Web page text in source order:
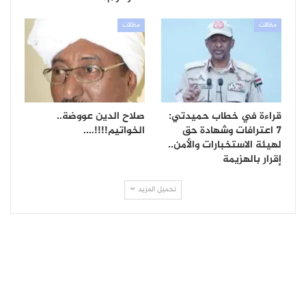
مقالات
قراءة في خطاب حميدتي:
7 اعترافات وشهادة حق
لهيئة الاستخبارات والأمن..
إقرار بالهزيمة
مقالات
صلاح الدين عووضة..
الخواتيم!!!!….
تحميل المزيد